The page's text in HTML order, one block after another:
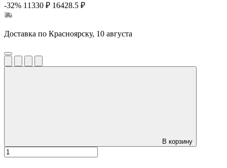
-32% 11330 ₽ 16428.5 ₽
Доставка по Красноярску, 10 августа
В корзину